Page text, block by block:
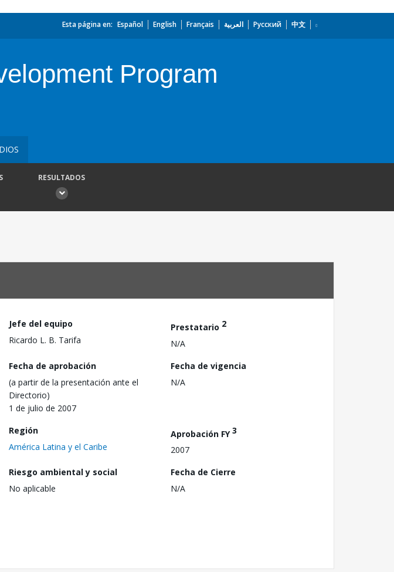
Esta página en: Español English Français العربية Русский 中文
Program
RESULTADOS
Jefe del equipo
Ricardo L. B. Tarifa
Prestatario 2
N/A
Fecha de aprobación
(a partir de la presentación ante el
Directorio)
1 de julio de 2007
Fecha de vigencia
N/A
Región
América Latina y el Caribe
Aprobación FY3
2007
Riesgo ambiental y social
No aplicable
Fecha de Cierre
N/A